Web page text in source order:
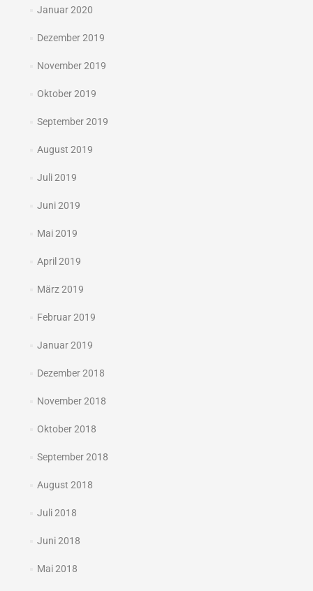
Januar 2020
Dezember 2019
November 2019
Oktober 2019
September 2019
August 2019
Juli 2019
Juni 2019
Mai 2019
April 2019
März 2019
Februar 2019
Januar 2019
Dezember 2018
November 2018
Oktober 2018
September 2018
August 2018
Juli 2018
Juni 2018
Mai 2018